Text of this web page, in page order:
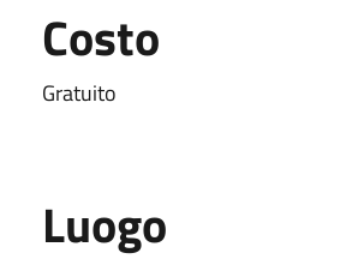
Costo
Gratuito
Luogo